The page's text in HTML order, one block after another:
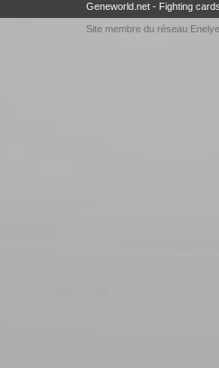
Geneworld.net- Fighting
Site membre du réseau Enelye